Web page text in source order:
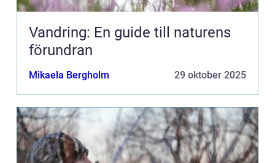
Vandring: En guide till naturens
förundran
Mikaela Bergholm 29 oktober 2025